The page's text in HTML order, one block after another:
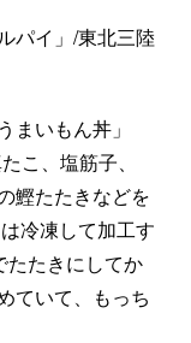
パイ」/東北三陸
まいもん丼」
こ、塩筋子、
鰹たたきなどを
冷凍して加工す
たたきにしてか
ていて、もっち